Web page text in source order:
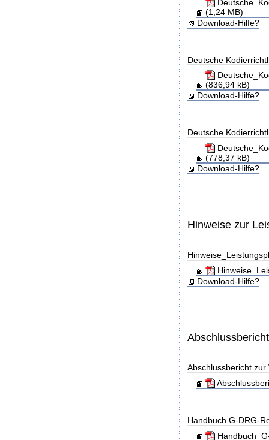
(1,24 MB)
Download-Hilfe?
Deutsche
(836,94 kB)
Download-Hilfe?
Deutsche
(778,37 kB)
Download-Hilfe?
Hinweise zur
Download-Hilfe?
Abschlussbericht
Handbuch G-DRG-